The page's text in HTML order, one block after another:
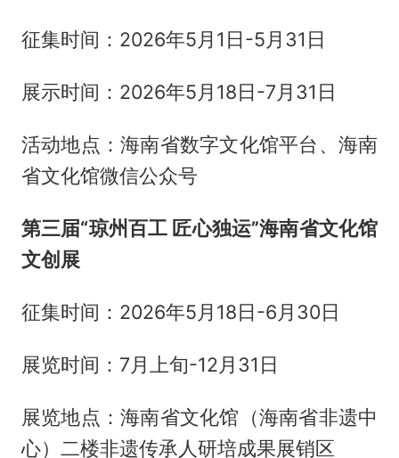
征集时间：2026年5月1日-5月31日
展示时间：2026年5月18日-7月31日
活动地点：海南省数字文化馆平台、海南
省文化馆微信公众号
第三届“琼州百工 匠心独运”海南省文化馆
文创展
征集时间：2026年5月18日-6月30日
展览时间：7月上旬-12月31日
展览地点：海南省文化馆（海南省非遗中
心）二楼非遗传承人研培成果展销区